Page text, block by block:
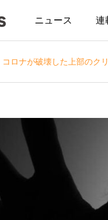
ニュース 連
コロナが破壊した上部のク